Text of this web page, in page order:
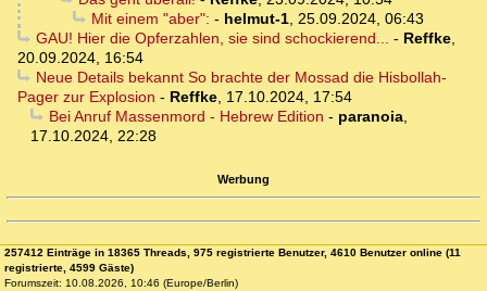
Mit einem "aber": - helmut-1, 25.09.2024, 06:43
GAU! Hier die Opferzahlen, sie sind schockierend... - Reffke,
20.09.2024, 16:54
Neue Details bekannt So brachte der Mossad die Hisbollah-
Pager zur Explosion - Reffke, 17.10.2024, 17:54
Bei Anruf Massenmord - Hebrew Edition - paranoia,
17.10.2024, 22:28
Werbung
257412 Einträge in 18365 Threads, 975 registrierte Benutzer, 4610 Benutzer online (11
registrierte, 4599 Gäste)
Forumszeit: 10.08.2026, 10:46 (Europe/Berlin)